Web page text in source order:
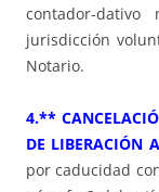
contador-
jurisdicción
Notario.
4.**
DE LIBERACIÓN
por caducidad